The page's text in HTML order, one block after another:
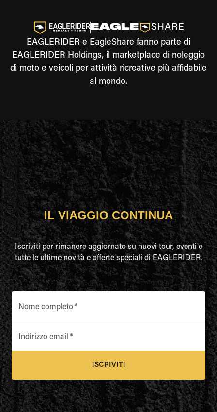
EAGLERIDER e EagleShare fanno parte di
EAGLERIDER Holdings, il marketplace di noleggio
di moto e veicoli per attività ricreative più affidabile
al mondo.
IL VIAGGIO CONTINUA
Iscriviti per rimanere aggiornato su nuovi tour, eventi e
tutte le ultime novità e offerte speciali di EAGLERIDER.
Nome completo*
Indirizzo email *
ISCRIVITI